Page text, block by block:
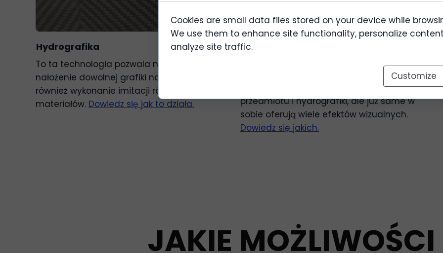
Hydrografika
To ta technologia pozwala nam na
nałożenie dowolnej grafiki na element, jak
również wykonanie imitacji różnych
materiałów. Dowiedz się jak to działa.
Zapewniają profesjonalną ochronę
przedmiotu i hydrografiki, ale już same w
sobie oferują wiele efektów wizualnych.
Dowiedz się jakich.
JAKIE MOŻLIWOŚCI
Cookies are small data files stored on your device while
We use them to enhance site functionality, personalize
analyze site traffic.
Customize